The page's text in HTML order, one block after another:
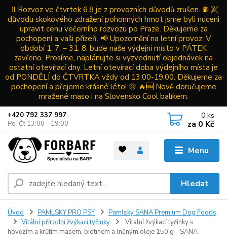
‼️ Rozvoz ve čtvrtek 6.8 je z provozních důvodů zrušen. ⛽ Z
důvodu skokového zdražení pohonných hmot jsme byli nuceni
upravit cenu večerního rozvozu po Praze. Děkujeme za
pochopení a vaši přízeň. 📢 Upozornění na letní provoz: V
období 1. 7. – 31. 8. bude naše výdejní místo v PÁTEK
zavřeno. Prosíme, naplánujte si vyzvednutí objednávek na
ostatní otevírací dny. Letní otevírací doba výdejního místa je
od PONDĚLÍ do ČTVRTKA vždy od 13:00-19:00. Děkujeme za
pochopení a přejeme krásné léto! 🌞 🔥🆕 Nově doručujeme
mražené maso i na Slovensko Cool balíkem.
Menu
Hledat
+420 792 337 997
Po-Čt 13:00 - 19:00
0 ks
za 0 Kč
Úvod PAMLSKY PRO PSY
Pamlsky SANA Premium Dog Foods
Vitální přírodní žvýkací tyčinky
Vitalní žvýkací tyčinky s
hovězím a krůtím masem, biotinem a lněným oleje 150 g - SANA